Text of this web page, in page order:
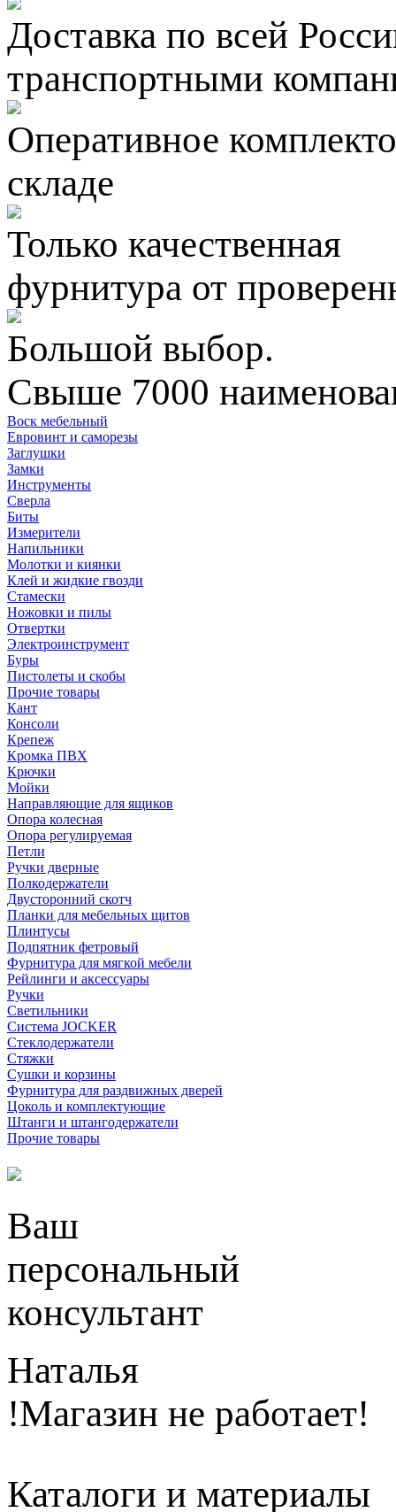
Доставка по всей
транспортными
Оперативное
складе
Только качественная
фурнитура от
Большой выбор.
Свыше 7000
Воск мебельный
Евровинт и саморезы
Заглушки
Замки
Инструменты
Сверла
Биты
Измерители
Напильники
Молотки и киянки
Клей и жидкие гвозди
Стамески
Ножовки и пилы
Отвертки
Электроинструмент
Буры
Пистолеты и скобы
Прочие товары
Кант
Консоли
Крепеж
Кромка ПВХ
Крючки
Мойки
Направляющие для ящиков
Опора колесная
Опора регулируемая
Петли
Ручки дверные
Полкодержатели
Двусторонний скотч
Планки для мебельных щитов
Плинтусы
Подпятник фетровый
Фурнитура для мягкой мебели
Рейлинги и аксессуары
Ручки
Светильники
Система JOCKER
Стеклодержатели
Стяжки
Сушки и корзины
Фурнитура для раздвижных дверей
Цоколь и комплектующие
Штанги и штангодержатели
Прочие товары
Ваш
персональный
консультант
Наталья
!Магазин не работает!
Каталоги и материалы